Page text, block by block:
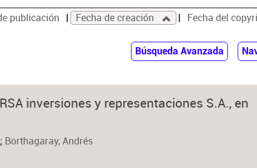
publicación Fecha de creación Fecha del
Búsqueda Avanzada
inversiones y representaciones S.A., en
; Borthagaray, Andrés